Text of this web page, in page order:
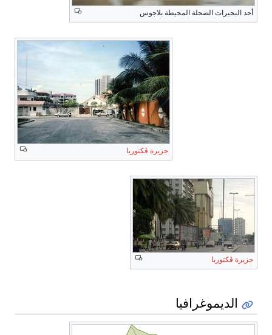
أحد البحيرات الضحلة المحيطة بلاجوس
جزيرة ڤكتوريا
جزيرة ڤكتوريا
الديموغرافيا